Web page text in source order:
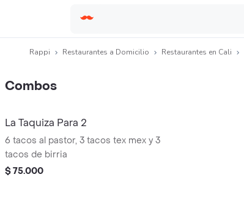
Rappi Restaurantes a Domicilio Restaurantes en Cali
Combos
La Taquiza Para 2
6 tacos al pastor, 3 tacos tex mex y 3
tacos de birria
$ 75.000